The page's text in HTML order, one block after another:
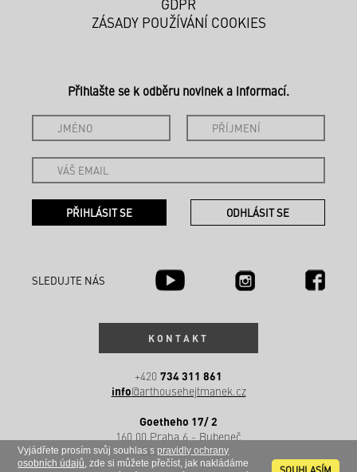
Vyjádřete prosím svůj souhlas spravidly ochrany
osobních údajů, zde si můžete přečíst, jak nakládáme
GDPR
ZÁSADY POUŽÍVÁNÍ COOKIES
Přihlašte se k odběru novinek a informací.
SLEDUJTE NÁS
KONTAKT
+420 734 311 861
info@arthousehejtmanek.cz
Goetheho 17/ 2
160 00 Praha 6 - Bubeneč
Česká republika